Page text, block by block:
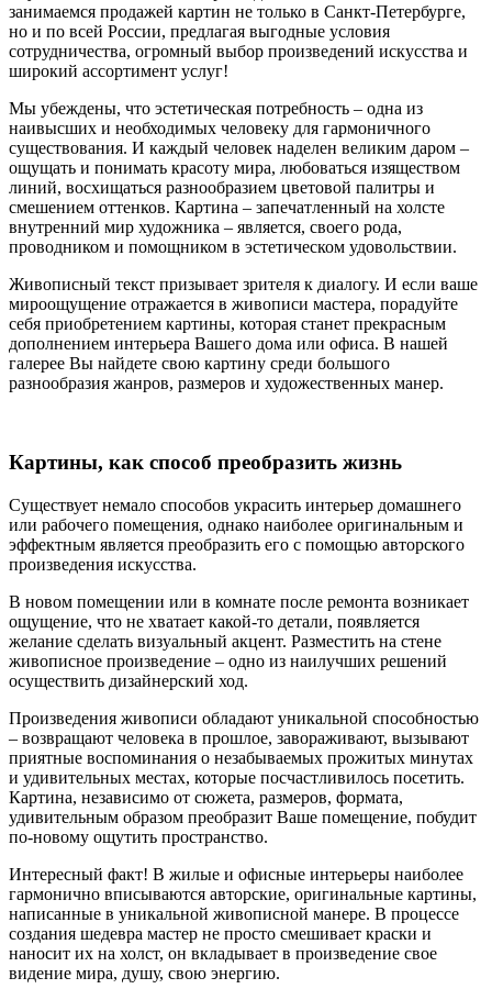
занимаемся продажей картин не только в Санкт-Петербурге,
но и по всей России, предлагая выгодные условия
сотрудничества, огромный выбор произведений искусства и
широкий ассортимент услуг!
Мы убеждены, что эстетическая потребность – одна из
наивысших и необходимых человеку для гармоничного
существования. И каждый человек наделен великим даром –
ощущать и понимать красоту мира, любоваться изяществом
линий, восхищаться разнообразием цветовой палитры и
смешением оттенков. Картина – запечатленный на холсте
внутренний мир художника – является, своего рода,
проводником и помощником в эстетическом удовольствии.
Живописный текст призывает зрителя к диалогу. И если ваше
мироощущение отражается в живописи мастера, порадуйте
себя приобретением картины, которая станет прекрасным
дополнением интерьера Вашего дома или офиса. В нашей
галерее Вы найдете свою картину среди большого
разнообразия жанров, размеров и художественных манер.
Картины, как способ преобразить жизнь
Существует немало способов украсить интерьер домашнего
или рабочего помещения, однако наиболее оригинальным и
эффектным является преобразить его с помощью авторского
произведения искусства.
В новом помещении или в комнате после ремонта возникает
ощущение, что не хватает какой-то детали, появляется
желание сделать визуальный акцент. Разместить на стене
живописное произведение – одно из наилучших решений
осуществить дизайнерский ход.
Произведения живописи обладают уникальной способностью
– возвращают человека в прошлое, завораживают, вызывают
приятные воспоминания о незабываемых прожитых минутах
и удивительных местах, которые посчастливилось посетить.
Картина, независимо от сюжета, размеров, формата,
удивительным образом преобразит Ваше помещение, побудит
по-новому ощутить пространство.
Интересный факт! В жилые и офисные интерьеры наиболее
гармонично вписываются авторские, оригинальные картины,
написанные в уникальной живописной манере. В процессе
создания шедевра мастер не просто смешивает краски и
наносит их на холст, он вкладывает в произведение свое
видение мира, душу, свою энергию.